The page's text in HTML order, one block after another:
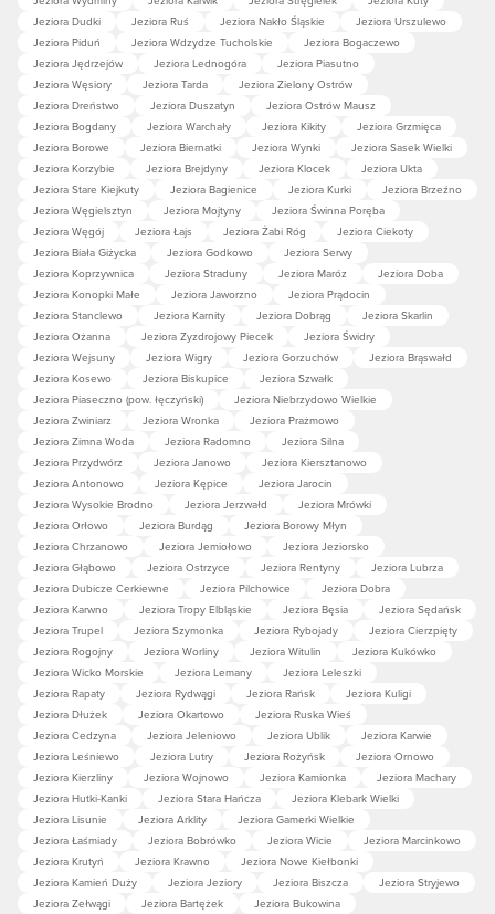
Jeziora Dudki
Jeziora Ruś Jeziora Nakło Śląskie
Jeziora Urszulewo
Jeziora Piduń
Jeziora Wdzydze Tucholskie
Jeziora Bogaczewo
Jeziora Jędrzejów
Jeziora Lednogóra
Jeziora Piasutno
Jeziora Węsiory
Jeziora Tarda
Jeziora Zielony Ostrów
Jeziora Dreństwo
Jeziora Duszatyn
Jeziora Ostrów Mausz
Jeziora Bogdany
Jeziora Warchały Jeziora Kikity
Jeziora Grzmięca
Jeziora Borowe
Jeziora Biernatki Jeziora Wynki
Jeziora Sasek Wielki
Jeziora Korzybie
Jeziora Brejdyny Jeziora Klocek
Jeziora Ukta
Jeziora Stare Kiejkuty
Jeziora Bagienice Jeziora Kurki
Jeziora Brzeźno
Jeziora Węgielsztyn
Jeziora Mojtyny
Jeziora Świnna Poręba
Jeziora Węgój
Jeziora Łajs Jeziora Żabi Róg
Jeziora Ciekoty
Jeziora Biała Giżycka
Jeziora Godkowo
Jeziora Serwy
Jeziora Koprzywnica
Jeziora Straduny Jeziora Maróz
Jeziora Doba
Jeziora Konopki Małe
Jeziora Jaworzno
Jeziora Prądocin
Jeziora Stanclewo
Jeziora Karnity Jeziora Dobrąg
Jeziora Skarlin
Jeziora Ożanna
Jeziora Zyzdrojowy Piecek
Jeziora Świdry
Jeziora Wejsuny
Jeziora Wigry Jeziora Gorzuchów
Jeziora Brąswałd
Jeziora Kosewo
Jeziora Biskupice
Jeziora Szwałk
Jeziora Piaseczno (pow. łęczyński)
Jeziora Niebrzydowo Wielkie
Jeziora Zwiniarz
Jeziora Wronka
Jeziora Prażmowo
Jeziora Zimna Woda
Jeziora Radomno
Jeziora Silna
Jeziora Przydwórz
Jeziora Janowo
Jeziora Kiersztanowo
Jeziora Antonowo
Jeziora Kępice
Jeziora Jarocin
Jeziora Wysokie Brodno
Jeziora Jerzwałd
Jeziora Mrówki
Jeziora Orłowo
Jeziora Burdąg
Jeziora Borowy Młyn
Jeziora Chrzanowo
Jeziora Jemiołowo
Jeziora Jeziorsko
Jeziora Głąbowo
Jeziora Ostrzyce Jeziora Rentyny
Jeziora Lubrza
Jeziora Dubicze Cerkiewne
Jeziora Pilchowice
Jeziora Dobra
Jeziora Karwno
Jeziora Tropy Elbląskie Jeziora Bęsia
Jeziora Sędańsk
Jeziora Trupel
Jeziora Szymonka Jeziora Rybojady
Jeziora Cierzpięty
Jeziora Rogojny
Jeziora Worliny Jeziora Witulin
Jeziora Kukówko
Jeziora Wicko Morskie
Jeziora Lemany
Jeziora Leleszki
Jeziora Rapaty
Jeziora Rydwągi Jeziora Rańsk
Jeziora Kuligi
Jeziora Dłużek
Jeziora Okartowo
Jeziora Ruska Wieś
Jeziora Cedzyna
Jeziora Jeleniowo Jeziora Ublik
Jeziora Karwie
Jeziora Leśniewo
Jeziora Lutry Jeziora Rożyńsk
Jeziora Ornowo
Jeziora Kierzliny
Jeziora Wojnowo Jeziora Kamionka
Jeziora Machary
Jeziora Hutki-Kanki
Jeziora Stara Hańcza
Jeziora Klebark Wielki
Jeziora Lisunie
Jeziora Arklity
Jeziora Gamerki Wielkie
Jeziora Łaśmiady
Jeziora Bobrówko Jeziora Wicie
Jeziora Marcinkowo
Jeziora Krutyń
Jeziora Krawno
Jeziora Nowe Kiełbonki
Jeziora Kamień Duży
Jeziora Jeziory Jeziora Biszcza
Jeziora Stryjewo
Jeziora Zełwągi
Jeziora Bartężek
Jeziora Bukowina